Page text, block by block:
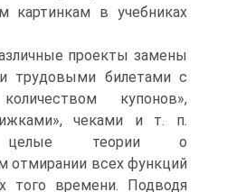
картинкам в учебниках
проекты замены
трудовыми билетами с
купонов»,
чеками и т. п.
целые теории о
отмирании всех функций
того времени. Подводя